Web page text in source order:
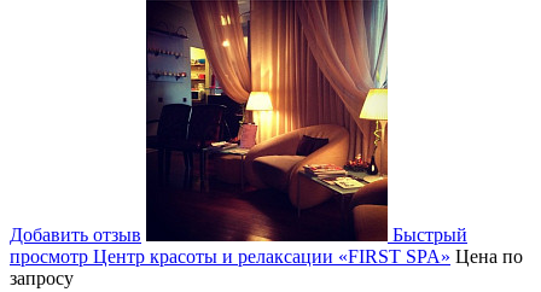
Добавить отзыв
Быстрый
просмотр Центр красоты и релаксации «FIRST SPA» Цена по
запросу